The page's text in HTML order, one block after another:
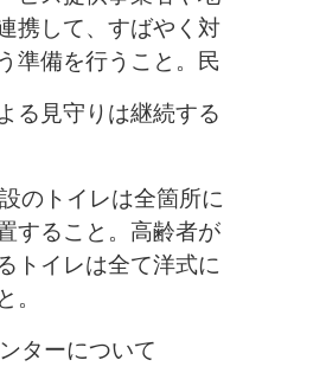
携して、すばやく対
準備を行うこと。民
る見守りは継続する
のトイレは全箇所に
すること。高齢者が
トイレは全て洋式に
。
ターについて